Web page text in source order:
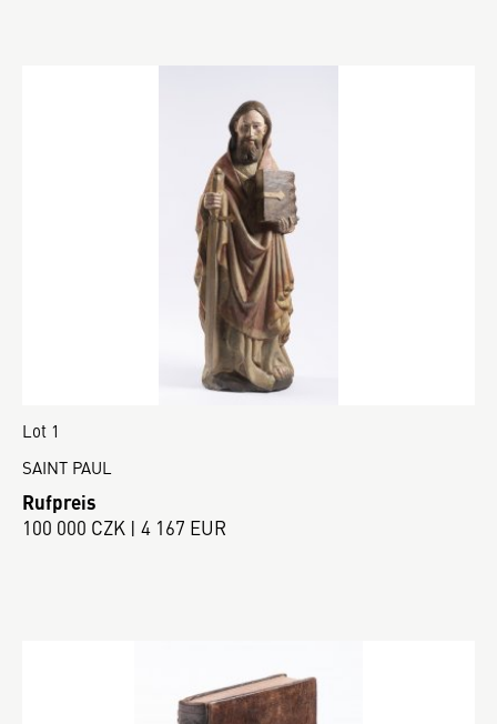
Lot 1
SAINT PAUL
Rufpreis
100 000 CZK | 4 167 EUR